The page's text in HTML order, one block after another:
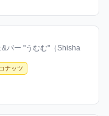
/ 2026年1月13日
バー "うむむ"（Shisha
ナッツ